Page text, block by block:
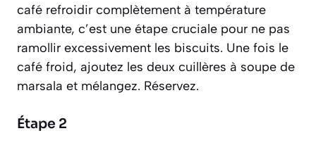
café refroidir complètement à température
ambiante, c’est une étape cruciale pour ne pas
ramollir excessivement les biscuits. Une fois le
café froid, ajoutez les deux cuillères à soupe de
marsala et mélangez. Réservez.
Étape 2